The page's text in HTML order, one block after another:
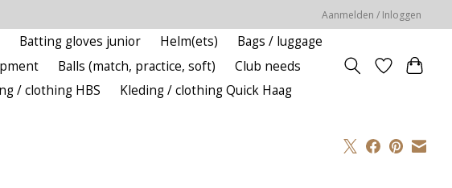
Aanmelden / Inloggen
Batting gloves junior Helm(ets)
Bags / luggage
Balls (match, practice, soft)
Club needs
/ clothing HBS Kleding / clothing Quick Haag